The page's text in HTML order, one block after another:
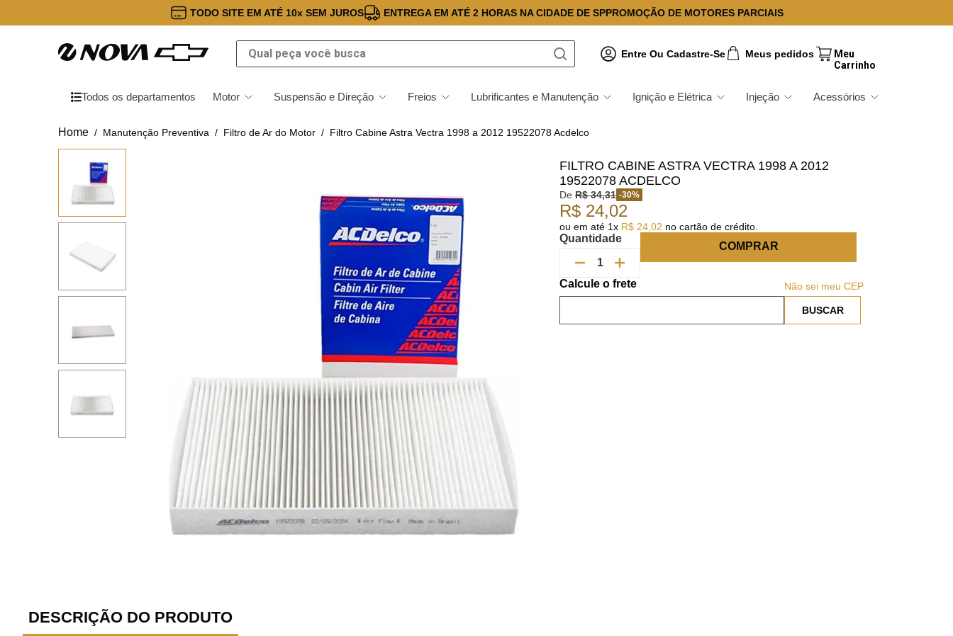
TODO SITE EM ATÉ 10x SEM JUROS ENTREGA EM ATÉ 2 HORAS NA CIDADE DE SPPROMOÇÃO DE MOTORES PARCIAIS
Qual peça você busca
Entre Ou Cadastre-Se Meus pedidos
Todos os departamentos Motor Suspensão e Direção Freios Lubrificantes e Manutenção Ignição e Elétrica Injeção Acessórios
Manutenção Preventiva Filtro de Ar do Motor Filtro Cabine Astra Vectra 1998 a 2012 19522078 Acdelco
FILTRO CABINE ASTRA VECTRA 1998 A 2012
19522078 ACDELCO
De R$ 34,31 -30%
R$ 24,02
ou em até 1x R$ 24 02 no cartão de crédito.
Quantidade
COMPRAR
Não sei meu CEP
DESCRIÇÃO DO PRODUTO